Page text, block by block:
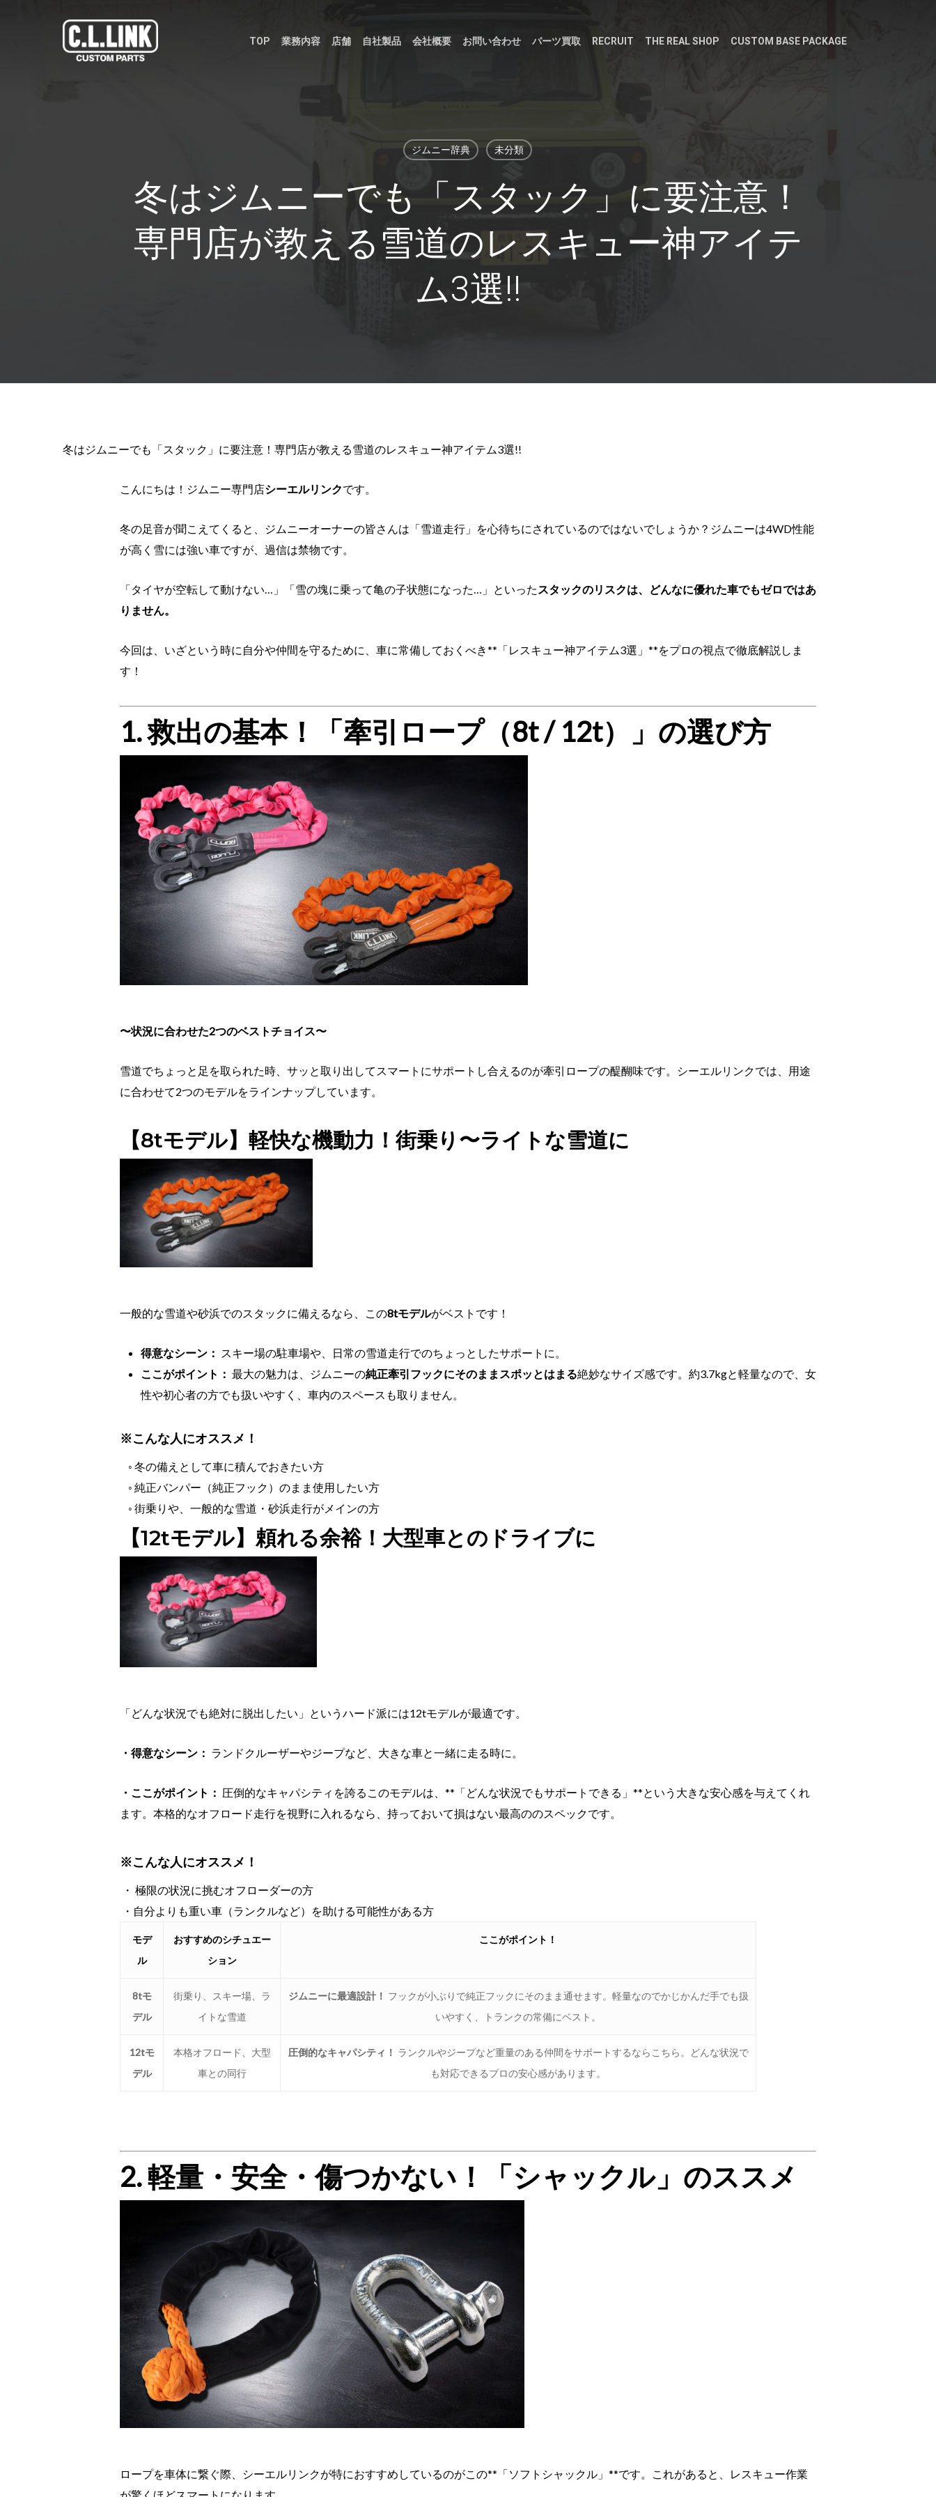
TOP 業務内容 店舗 自社製品 会社概要 お問い合わせ パーツ買取 RECRUIT THE REAL SHOP CUSTOM BASE PACKAGE
ジムニー辞典 未分類
冬はジムニーでも「スタック」に要注意！
専門店が教える雪道のレスキュー神アイテ
ム3選!!
冬はジムニーでも「スタック」に要注意！専門店が教える雪道のレスキュー神アイテム3選!!
こんにちは！ジムニー専門店シーエルリンクです。
冬の足音が聞こえてくると、ジムニーオーナーの皆さんは「雪道走行」を心待ちにされているのではないでしょうか？ジムニーは4WD性能
が高く雪には強い車ですが、過信は禁物です。
「タイヤが空転して動けない…」「雪の塊に乗って亀の子状態になった…」といった スタックのリスクは、どんなに優れた車でもゼロではあ
りません。
今回は、いざという時に自分や仲間を守るために、車に常備しておくべき**「レスキュー神アイテム3選」**をプロの視点で徹底解説しま
す！
1. 救出の基本！「牽引ロープ（8t / 12t）」の選び方
〜状況に合わせた2つのベストチョイス〜
雪道でちょっと足を取られた時、サッと取り出してスマートにサポートし合えるのが牽引ロープの醍醐味です。シーエルリンクでは、用途
に合わせて2つのモデルをラインナップしています。
【8tモデル】軽快な機動力！街乗り〜ライトな雪道に
一般的な雪道や砂浜でのスタックに備えるなら、この8tモデルがベストです！
得意なシーン： スキー場の駐車場や、日常の雪道走行でのちょっとしたサポートに。
ここがポイント： 最大の魅力は、ジムニーの純正牽引フックにそのままスポッとはまる絶妙なサイズ感です。約3.7kgと軽量なので、女
性や初心者の方でも扱いやすく、車内のスペースも取りません。
※こんな人にオススメ！
◦ 冬の備えとして車に積んでおきたい方
◦ 純正バンパー（純正フック）のまま使用したい方
◦ 街乗りや、一般的な雪道・砂浜走行がメインの方
【12tモデル】頼れる余裕！大型車とのドライブに
「どんな状況でも絶対に脱出したい」というハード派には12tモデルが最適です。
・得意なシーン： ランドクルーザーやジープなど、大きな車と一緒に走る時に。
・ここがポイント： 圧倒的なキャパシティを誇るこのモデルは、**「どんな状況でもサポートできる」**という大きな安心感を与えてくれ
ます。本格的なオフロード走行を視野に入れるなら、持っておいて損はない最高ののスペックです。
※こんな人にオススメ！
・ 極限の状況に挑むオフローダーの方
・ 自分よりも重い車（ランクルなど）を助ける可能性がある方
モデ
ル
おすすめのシチュエー
ション
ここがポイント！
8tモ
デル
街乗り、スキー場、ラ
イトな雪道
ジムニーに最適設計！ フックが小ぶりで純正フックにそのまま通せます。軽量なのでかじかんだ手でも扱
いやすく、トランクの常備にベスト。
12tモ
デル
本格オフロード、大型
車との同行
圧倒的なキャパシティ！ ランクルやジープなど重量のある仲間をサポートするならこちら。どんな状況で
も対応できるプロの安心感があります。
2. 軽量・安全・傷つかない！「シャックル」のススメ
ロープを車体に繋ぐ際、シーエルリンクが特におすすめしているのがこの**「ソフトシャックル」**です。これがあると、レスキュー作業